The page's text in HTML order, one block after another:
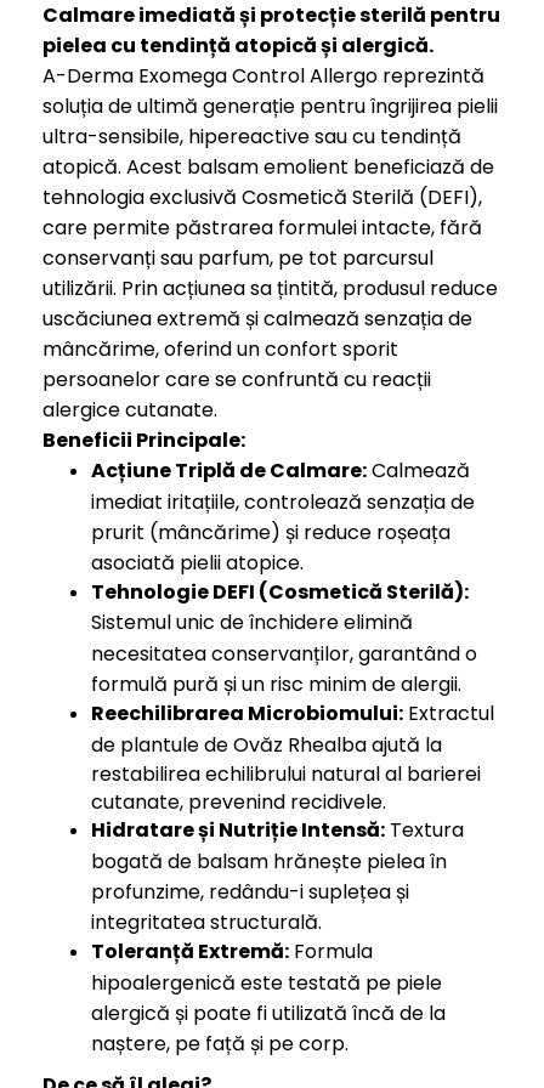
Calmare imediată și protecție sterilă pentru
pielea cu tendință atopică și alergică.
A-Derma Exomega Control Allergo reprezintă
soluția de ultimă generație pentru îngrijirea pielii
ultra-sensibile, hipereactive sau cu tendință
atopică. Acest balsam emolient beneficiază de
tehnologia exclusivă Cosmetică Sterilă (DEFI),
care permite păstrarea formulei intacte, fără
conservanți sau parfum, pe tot parcursul
utilizării. Prin acțiunea sa țintită, produsul reduce
uscăciunea extremă și calmează senzația de
mâncărime, oferind un confort sporit
persoanelor care se confruntă cu reacții
alergice cutanate.
Beneficii Principale:
Acțiune Triplă de Calmare:Calmează
imediat iritațiile, controlează senzația de
prurit (mâncărime) și reduce roșeața
asociată pielii atopice.
Tehnologie DEFI (Cosmetică Sterilă):
Sistemul unic de închidere elimină
necesitatea conservanților, garantând o
formulă pură și un risc minim de alergii.
Reechilibrarea Microbiomului: Extractul
de plantule de Ovăz Rhealba ajută la
restabilirea echilibrului natural al barierei
cutanate, prevenind recidivele.
Hidratare și Nutriție Intensă: Textura
bogată de balsam hrănește pielea în
profunzime, redându-i suplețea și
integritatea structurală.
Toleranță Extremă: Formula
hipoalergenică este testată pe piele
alergică și poate fi utilizată încă de la
naștere, pe față și pe corp.